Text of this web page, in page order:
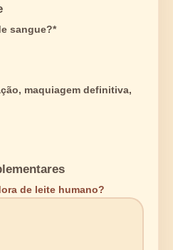
sangue?*
maquiagem definitiva,
de leite humano?